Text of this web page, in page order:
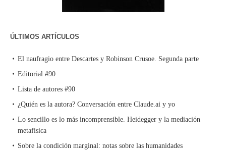
ÚLTIMOS ARTÍCULOS
El naufragio entre Descartes y Robinson Crusoe. Segunda parte
Editorial #90
Lista de autores #90
¿Quién es la autora? Conversación entre Claude.ai y yo
Lo sencillo es lo más incomprensible. Heidegger y la mediación
metafísica
Sobre la condición marginal: notas sobre las humanidades